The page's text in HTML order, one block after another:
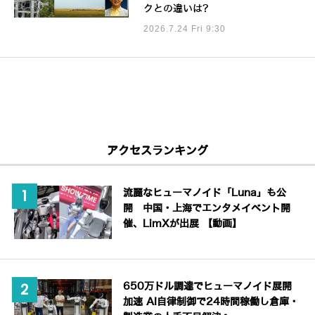
クとの違いは?
2026.7.24 Fri 9:30
アクセスランキング
流麗なヒューマノイド「Luna」も公
開 中国・上海でエンタメイベント開
催、LimXが出展 【動画】
650万ドル調達でヒューマノイド展開
加速 AI自律制御で24時間稼働し倉庫・